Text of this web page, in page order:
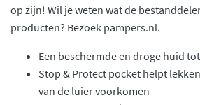
op zijn! Wil je weten wat de
producten? Bezoek pampers.nl.
Een beschermde en droge huid
Stop & Protect pocket helpt
van de luier voorkomen